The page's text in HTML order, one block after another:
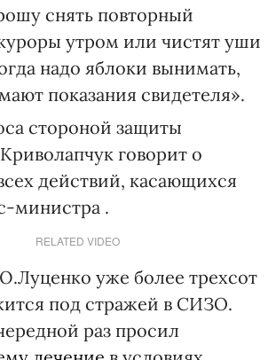
снять повторный
утром или чистят уши
надо яблоки вынимать,
показания свидетеля».
стороной защиты
говорит о
действий, касающихся
министра .
RELATED VIDEO
уже более трехсот
под стражей в СИЗО.
раз просил